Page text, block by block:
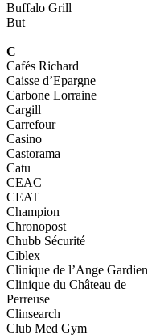
Buffalo Grill
But
C
Cafés Richard
Caisse d’Epargne
Carbone Lorraine
Cargill
Carrefour
Casino
Castorama
Catu
CEAC
CEAT
Champion
Chronopost
Chubb Sécurité
Ciblex
Clinique de l’Ange Gardien
Clinique du Château de
Perreuse
Clinsearch
Club Med Gym